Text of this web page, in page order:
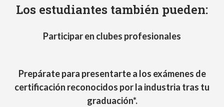
Los estudiantes también pueden:
Participar en clubes profesionales
Prepárate para presentarte a los exámenes de
certificación reconocidos por la industria tras tu
graduación*.